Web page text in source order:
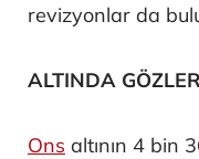
revizyonlar da
ALTINDA
Ons altının 4 bin